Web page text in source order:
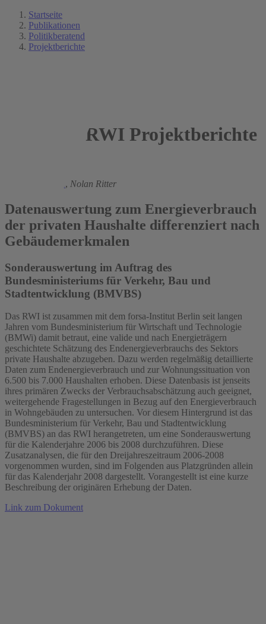
Startseite
Publikationen
Politikberatend
Projektberichte
RWI Projektberichte
, Nolan Ritter
Datenauswertung zum Energieverbrauch
der privaten Haushalte differenziert nach
Gebäudemerkmalen
Sonderauswertung im Auftrag des
Bundesministeriums für Verkehr, Bau und
Stadtentwicklung (BMVBS)
Das RWI ist zusammen mit dem forsa-Institut Berlin seit langen
Jahren vom Bundesministerium für Wirtschaft und Technologie
(BMWi) damit betraut, eine valide und nach Energieträgern
geschichtete Schätzung des Endenergieverbrauchs des Sektors
private Haushalte abzugeben. Dazu werden regelmäßig detaillierte
Daten zum Endenergieverbrauch und zur Wohnungssituation von
6.500 bis 7.000 Haushalten erhoben. Diese Datenbasis ist jenseits
ihres primären Zwecks der Verbrauchsabschätzung auch geeignet,
weitergehende Fragestellungen in Bezug auf den Energieverbrauch
in Wohngebäuden zu untersuchen. Vor diesem Hintergrund ist das
Bundesministerium für Verkehr, Bau und Stadtentwicklung
(BMVBS) an das RWI herangetreten, um eine Sonderauswertung
für die Kalenderjahre 2006 bis 2008 durchzuführen. Diese
Zusatzanalysen, die für den Dreijahreszeitraum 2006-2008
vorgenommen wurden, sind im Folgenden aus Platzgründen allein
für das Kalenderjahr 2008 dargestellt. Vorangestellt ist eine kurze
Beschreibung der originären Erhebung der Daten.
Link zum Dokument